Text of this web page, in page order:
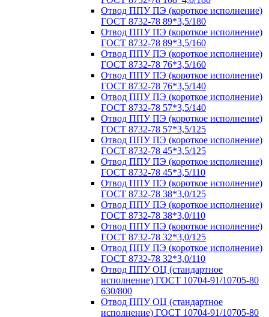
Отвод ППУ ПЭ (короткое исполнение)
ГОСТ 8732-78 89*3,5/180
Отвод ППУ ПЭ (короткое исполнение)
ГОСТ 8732-78 89*3,5/160
Отвод ППУ ПЭ (короткое исполнение)
ГОСТ 8732-78 76*3,5/160
Отвод ППУ ПЭ (короткое исполнение)
ГОСТ 8732-78 76*3,5/140
Отвод ППУ ПЭ (короткое исполнение)
ГОСТ 8732-78 57*3,5/140
Отвод ППУ ПЭ (короткое исполнение)
ГОСТ 8732-78 57*3,5/125
Отвод ППУ ПЭ (короткое исполнение)
ГОСТ 8732-78 45*3,5/125
Отвод ППУ ПЭ (короткое исполнение)
ГОСТ 8732-78 45*3,5/110
Отвод ППУ ПЭ (короткое исполнение)
ГОСТ 8732-78 38*3,0/125
Отвод ППУ ПЭ (короткое исполнение)
ГОСТ 8732-78 38*3,0/110
Отвод ППУ ПЭ (короткое исполнение)
ГОСТ 8732-78 32*3,0/125
Отвод ППУ ПЭ (короткое исполнение)
ГОСТ 8732-78 32*3,0/110
Отвод ППУ ОЦ (стандартное
исполнение) ГОСТ 10704-91/10705-80
630/800
Отвод ППУ ОЦ (стандартное
исполнение) ГОСТ 10704-91/10705-80